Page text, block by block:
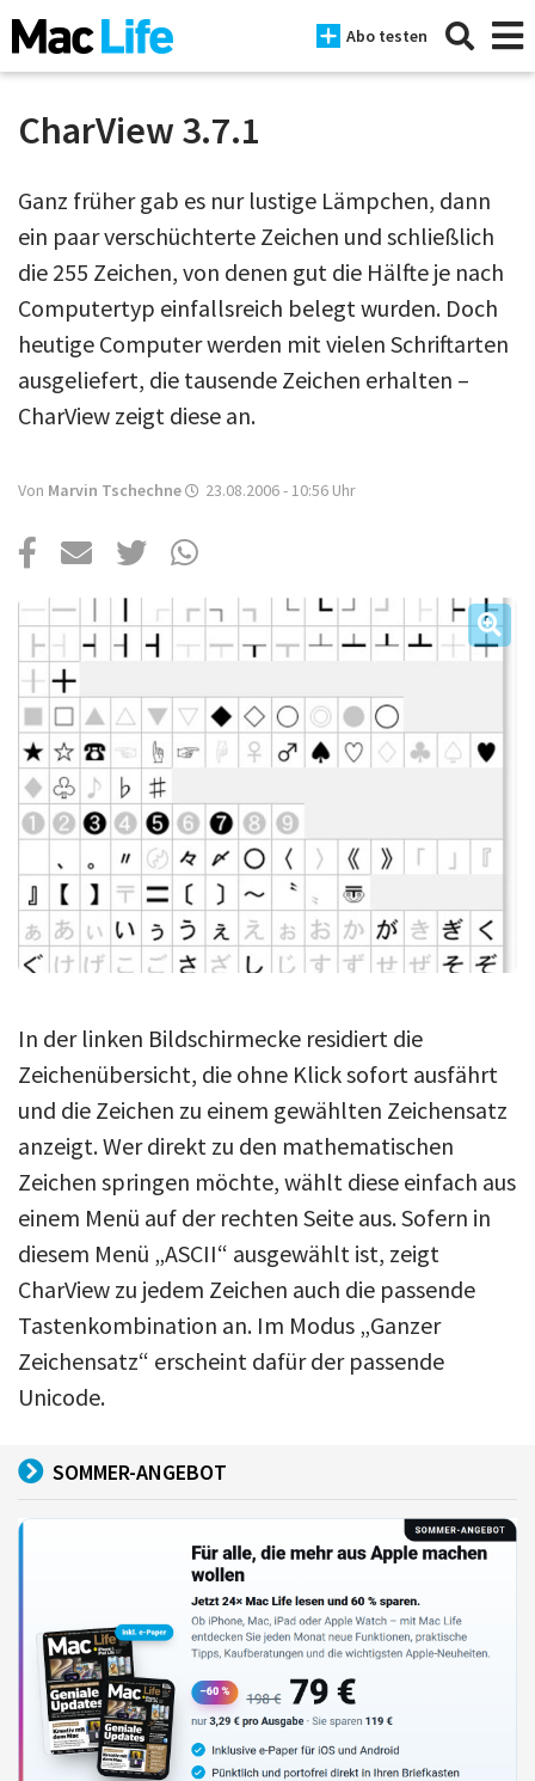
Abo testen
News
iPhone
Mac
iPad
Tests
Magazine
Über uns
Mac Life+
Anmelden
CharView 3.7.1
Ganz früher gab es nur lustige Lämpchen, dann
ein paar verschüchterte Zeichen und schließlich
die 255 Zeichen, von denen gut die Hälfte je nach
Computertyp einfallsreich belegt wurden. Doch
heutige Computer werden mit vielen Schriftarten
ausgeliefert, die tausende Zeichen erhalten –
CharView zeigt diese an.
Von Marvin Tschechne 23.08.2006 - 10:56 Uhr
In der linken Bildschirmecke residiert die
Zeichenübersicht, die ohne Klick sofort ausfährt
und die Zeichen zu einem gewählten Zeichensatz
anzeigt. Wer direkt zu den mathematischen
Zeichen springen möchte, wählt diese einfach aus
einem Menü auf der rechten Seite aus. Sofern in
diesem Menü „ASCII“ ausgewählt ist, zeigt
CharView zu jedem Zeichen auch die passende
Tastenkombination an. Im Modus „Ganzer
Zeichensatz“ erscheint dafür der passende
Unicode.
SOMMER-ANGEBOT